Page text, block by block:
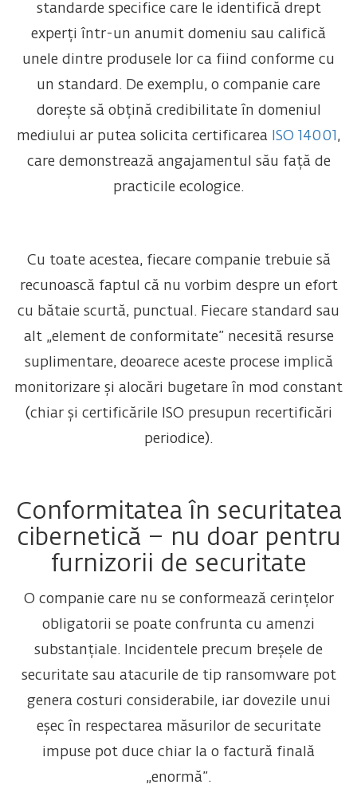
standarde specifice care le identifică drept
experți într-un anumit domeniu sau califică
unele dintre produsele lor ca fiind conforme cu
un standard. De exemplu, o companie care
dorește să obțină credibilitate în domeniul
mediului ar putea solicita certificarea ISO 14001 ,
care demonstrează angajamentul său față de
practicile ecologice.
Cu toate acestea, fiecare companie trebuie să
recunoască faptul că nu vorbim despre un efort
cu bătaie scurtă, punctual. Fiecare standard sau
alt „element de conformitate” necesită resurse
suplimentare, deoarece aceste procese implică
monitorizare și alocări bugetare în mod constant
(chiar și certificările ISO presupun recertificări
periodice).
Conformitatea în securitatea
cibernetică – nu doar pentru
furnizorii de securitate
O companie care nu se conformează cerințelor
obligatorii se poate confrunta cu amenzi
substanțiale. Incidentele precum breșele de
securitate sau atacurile de tip ransomware pot
genera costuri considerabile, iar dovezile unui
eșec în respectarea măsurilor de securitate
impuse pot duce chiar la o factură finală
„enormă”.